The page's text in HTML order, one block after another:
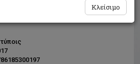
Κλείσιμο